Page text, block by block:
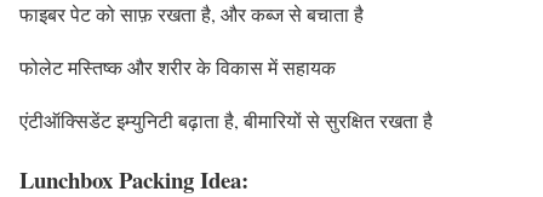
फाइबर पेट को साफ़ रखता है, और कब्ज से बचाता है
फोलेट मस्तिष्क और शरीर के विकास में सहायक
एंटीऑक्सिडेंट इम्युनिटी बढ़ाता है, बीमारियों से सुरक्षित रखता है
Lunchbox Packing Idea: